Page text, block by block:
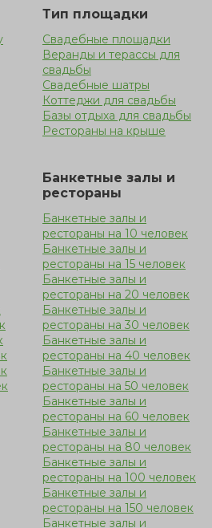
вариант. Пышное торжество
возможности, в отличие от
уединенная локация на
решением, но следует
местности гостей может
лучше продумать вариант с
Тип площадки
Свадебные площадки
Веранды и терассы для
свадьбы
Свадебные шатры
Коттеджи для свадьбы
Базы отдыха для свадьбы
Рестораны на крыше
Банкетные залы и
рестораны
Банкетные залы и
рестораны на 10 человек
Банкетные залы и
рестораны на 15 человек
Банкетные залы и
рестораны на 20 человек
Банкетные залы и
рестораны на 30 человек
Банкетные залы и
рестораны на 40 человек
Банкетные залы и
рестораны на 50 человек
Банкетные залы и
рестораны на 60 человек
Банкетные залы и
рестораны на 80 человек
Банкетные залы и
рестораны на 100 человек
Банкетные залы и
рестораны на 150 человек
Банкетные залы и